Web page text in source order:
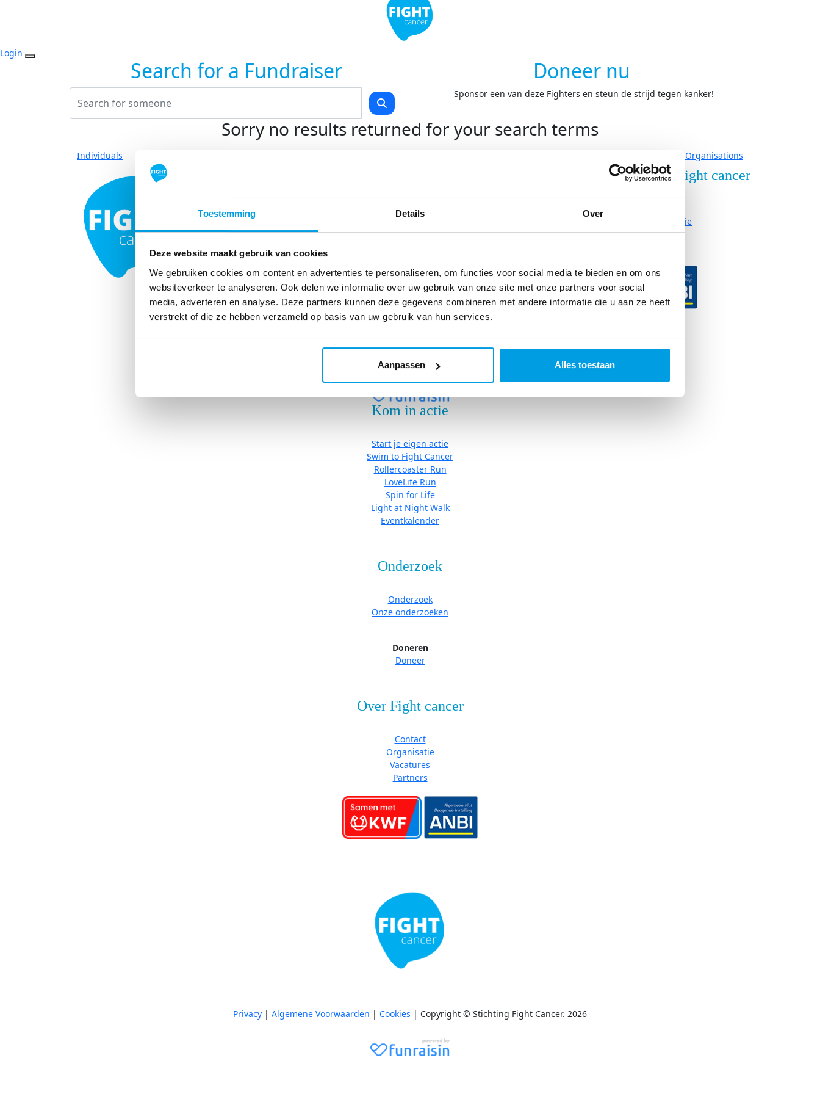
Toestemming Details Over
Deze website maakt gebruik van cookies
We gebruiken cookies om content en advertenties te personaliseren, om functies voor social media te bieden en om ons
websiteverkeer te analyseren. Ook delen we informatie over uw gebruik van onze site met onze partners voor social
media, adverteren en analyse. Deze partners kunnen deze gegevens combineren met andere informatie die u aan ze heeft
verstrekt of die ze hebben verzameld op basis van uw gebruik van hun services.
Aanpassen Alles toestaan
Login
Search for a Fundraiser Doneer nu
Sponsor een van deze Fighters en steun de strijd tegen kanker!
Sorry no results returned for your search terms
Individuals Organisations
Start je eigen actie
Rollercoaster Run
Light at Night Walk
Eventkalender
Over Fight cancer
Organisatie
Vacatures
|Cookies | Copyright © Stichting Fight cancer. 2026
Kom in actie
Start je eigen actie
Swim to Fight Cancer
Rollercoaster Run
LoveLife Run
Spin for Life
Light at Night Walk
Eventkalender
Onderzoek
Onderzoek
Onze onderzoeken
Doneren
Doneer
Over Fight cancer
Contact
Organisatie
Vacatures
Partners
Privacy | Algemene Voorwaarden | Cookies | Copyright © Stichting Fight Cancer. 2026